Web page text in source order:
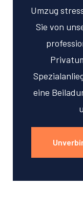
Umzug
Sie von
eine